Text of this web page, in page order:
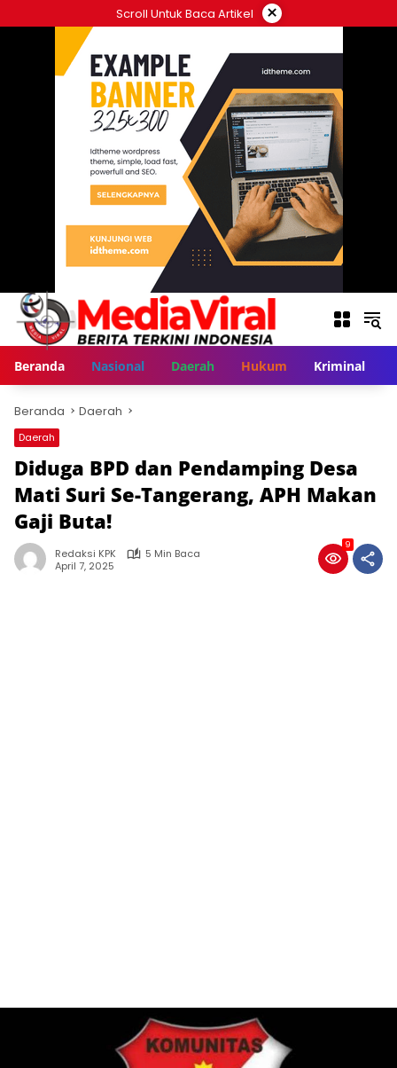
ke
Scroll Untuk Baca Artikel ×
Beranda Nasional Daerah Hukum Kriminal
Beranda Daerah
Daerah
Diduga BPD dan Pendamping Desa
Mati Suri Se-Tangerang, APH Makan
Gaji Buta!
Redaksi KPK
5 Min Baca
April 7, 2025
9